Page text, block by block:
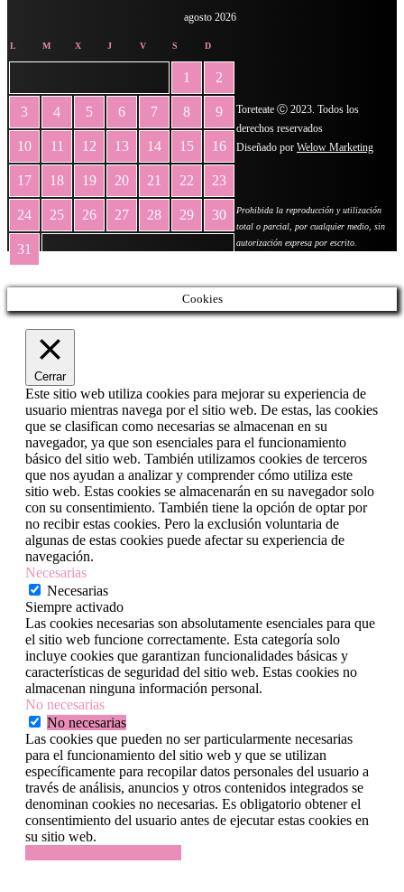
agosto 2026
L M X J V S D
1 2
3 4 5 6 7 8 9
10 11 12 13 14 15 16
17 18 19 20 21 22 23
24 25 26 27 28 29 30
31
Toreteate Ⓒ 2023. Todos los
derechos reservados
Diseñado por Welow Marketing
Prohibida la reproducción y utilización
total o parcial, por cualquier medio, sin
autorización expresa por escrito.
Cookies
Cerrar
Este sitio web utiliza cookies para mejorar su experiencia de
usuario mientras navega por el sitio web. De estas, las cookies
que se clasifican como necesarias se almacenan en su
navegador, ya que son esenciales para el funcionamiento
básico del sitio web. También utilizamos cookies de terceros
que nos ayudan a analizar y comprender cómo utiliza este
sitio web. Estas cookies se almacenarán en su navegador solo
con su consentimiento. También tiene la opción de optar por
no recibir estas cookies. Pero la exclusión voluntaria de
algunas de estas cookies puede afectar su experiencia de
navegación.
Necesarias
Necesarias
Siempre activado
Las cookies necesarias son absolutamente esenciales para que
el sitio web funcione correctamente. Esta categoría solo
incluye cookies que garantizan funcionalidades básicas y
características de seguridad del sitio web. Estas cookies no
almacenan ninguna información personal.
No necesarias
No necesarias
Las cookies que pueden no ser particularmente necesarias
para el funcionamiento del sitio web y que se utilizan
específicamente para recopilar datos personales del usuario a
través de análisis, anuncios y otros contenidos integrados se
denominan cookies no necesarias. Es obligatorio obtener el
consentimiento del usuario antes de ejecutar estas cookies en
su sitio web.